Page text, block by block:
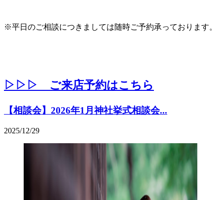
※平日のご相談につきましては随時ご予約承っております。
▷▷▷ ご来店予約はこちら
【相談会】2026年1月神社挙式相談会...
2025/12/29